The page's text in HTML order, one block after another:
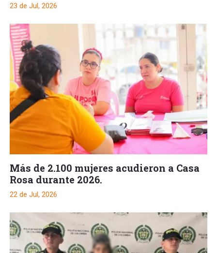
23 de Jul, 2026
Más de 2.100 mujeres acudieron a Casa
Rosa durante 2026.
22 de Jul, 2026